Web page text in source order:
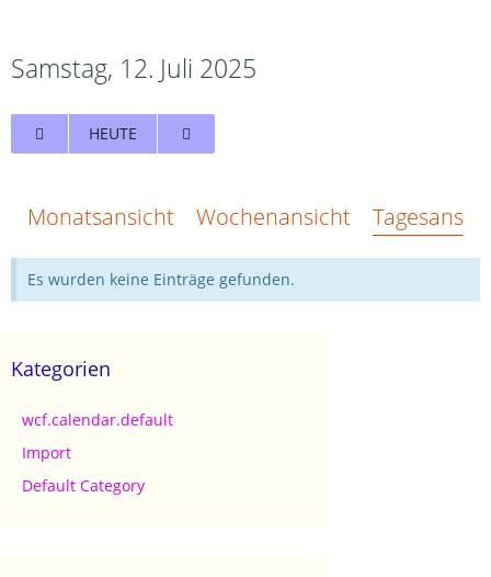
Samstag, 12. Juli 2025
HEUTE
Monatsansicht Wochenansicht
Es wurden keine Einträge gefunden.
Kategorien
wcf.calendar.default
Import
Default Category